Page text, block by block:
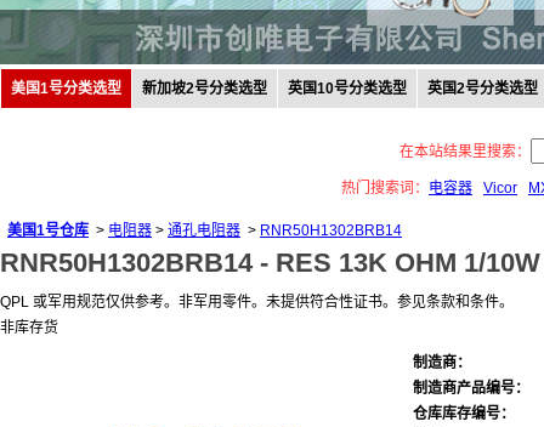
美国1号分类选型 新加坡2号分类选型 英国10号分类选型 英国2号分类选型
在本站结果里搜索：
热门搜索词： 电容器 Vicor
美国1号仓库 > 电阻器 > 通孔电阻器 > RNR50H1302BRB14
RNR50H1302BRB14 - RES 13K OHM 1/
QPL 或军用规范仅供参考。非军用零件。未提供符合性证书。参见条款和条件。
非库存货
制造商：
制造商产品编号：
仓库库存编号：